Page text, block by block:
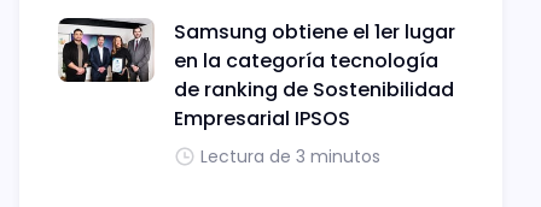
Samsung obtiene el 1er lugar
en la categoría tecnología
de ranking de Sostenibilidad
Empresarial IPSOS
Lectura de 3 minutos